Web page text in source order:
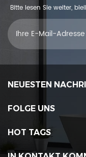
Bitte lesen Sie weiter,
und wir
NEUESTEN
FOLGE UNS
HOT TAGS